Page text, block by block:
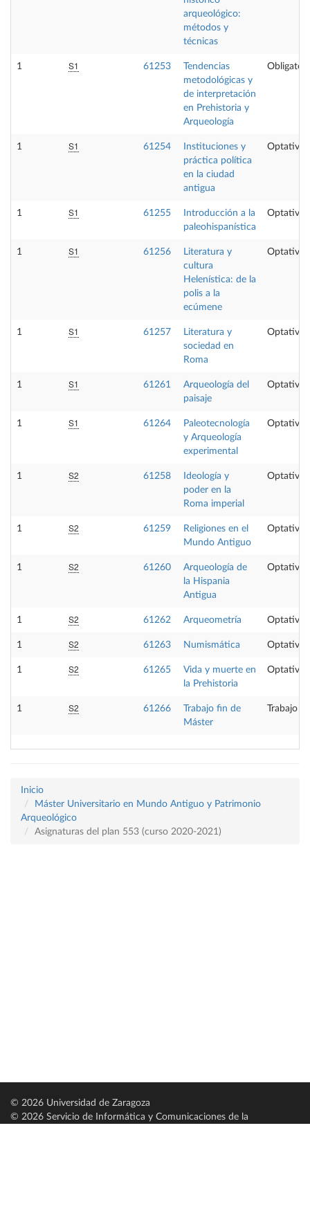
arqueológico:
métodos y
técnicas
1 S1 61253
Tendencias
metodológicas y
de interpretación
en Prehistoria y
Arqueología
1 S1 61254
Instituciones y
práctica política
en la ciudad
antigua
Optativa
1 S1 61255
Introducción a la
paleohispanística
Optativa
1 S1 61256
Literatura y
cultura
Helenística: de la
polis a la
ecúmene
Optativa
1 S1 61257
Literatura y
sociedad en
Roma
Optativa
1 S1 61261
Arqueología del
paisaje
Optativa
1 S1 61264
Paleotecnología
y Arqueología
experimental
Optativa
1 S2 61258
Ideología y
poder en la
Roma imperial
Optativa
1 S2 61259
Religiones en el
Mundo Antiguo
Optativa
1 S2 61260
Arqueología de
la Hispania
Antigua
Optativa
1 S2 61262 Arqueometría Optativa
1 S2 61263 Numismática Optativa
1 S2 61265
Vida y muerte en
la Prehistoria
Optativa
1 S2 61266
Trabajo fin de
Máster
Trabajo
Inicio
Máster Universitario en Mundo Antiguo y Patrimonio
Arqueológico
Asignaturas del plan 553 (curso 2020-2021)
© 2026 Universidad de Zaragoza
© 2026 Servicio de Informática y Comunicaciones de la